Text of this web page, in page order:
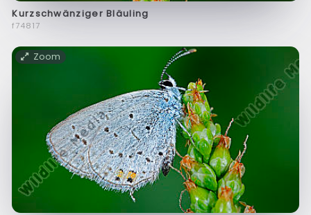
Kurzschwänziger Bläuling
f74817
Zoom